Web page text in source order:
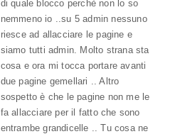
di quale blocco perchè non lo so
nemmeno io ..su 5 admin nessuno
riesce ad allacciare le pagine e
siamo tutti admin. Molto strana sta
cosa e ora mi tocca portare avanti
due pagine gemellari .. Altro
sospetto è che le pagine non me le
fa allacciare per il fatto che sono
entrambe grandicelle .. Tu cosa ne